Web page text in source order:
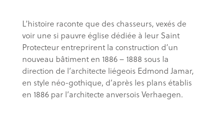
L’histoire raconte que des chasseurs, vexés de
voir une si pauvre église dédiée à leur Saint
Protecteur entreprirent la construction d’un
nouveau bâtiment en 1886 – 1888 sous la
direction de l’architecte liégeois Edmond Jamar,
en style néo-gothique, d’après les plans établis
en 1886 par l’architecte anversois Verhaegen.